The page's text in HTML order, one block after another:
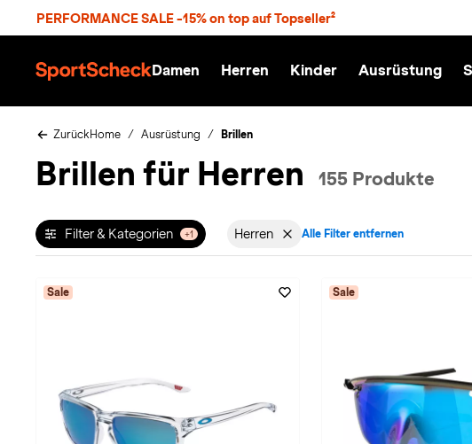
PERFORMANCE SALE -15% on top auf Topseller²
S
c
k
Damen Herren Kinder Ausrüstung
ZurückHome Ausrüstung Brillen
Brillen für Herren 155 Produkte
Filter & Kategorien +1 HerrenFilter aktiv für Geschlecht: Herren
Alle Filter entfernen
Sale Sale